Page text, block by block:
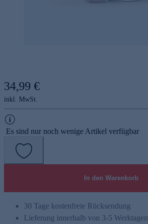
34,99 €
inkl. MwSt.
Es sind nur noch wenige Artikel verfügbar
In den Warenkorb
30 Tage kostenfreie Rücksendung
Lieferung innerhalb von 3-5 Werktagen